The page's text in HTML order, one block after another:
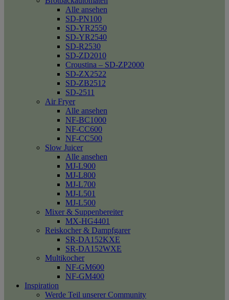
Alle ansehen
SD-PN100
SD-YR2550
SD-YR2540
SD-R2530
SD-ZD2010
Croustina – SD-ZP2000
SD-ZX2522
SD-ZB2512
SD-2511
Air Fryer
Alle ansehen
NF-BC1000
NF-CC600
NF-CC500
Slow Juicer
Alle ansehen
MJ-L900
MJ-L800
MJ-L700
MJ-L501
MJ-L500
Mixer & Suppenbereiter
MX-HG4401
Reiskocher & Dampfgarer
SR-DA152KXE
SR-DA152WXE
Multikocher
NF-GM600
NF-GM400
Inspiration
Werde Teil unserer Community